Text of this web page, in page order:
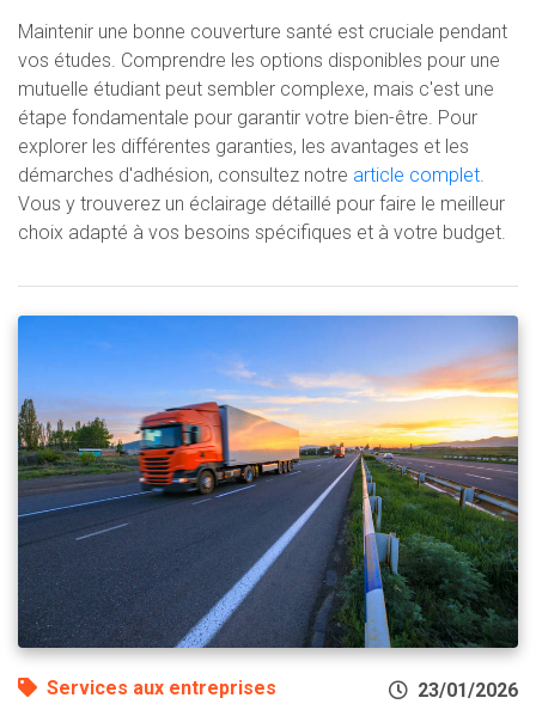
Maintenir une bonne couverture santé est cruciale pendant
vos études. Comprendre les options disponibles pour une
mutuelle étudiant peut sembler complexe, mais c'est une
étape fondamentale pour garantir votre bien-être. Pour
explorer les différentes garanties, les avantages et les
démarches d'adhésion, consultez notre article complet
Vous y trouverez un éclairage détaillé pour faire le meilleur
choix adapté à vos besoins spécifiques et à votre budget.
Services aux entreprises 23/01/2026